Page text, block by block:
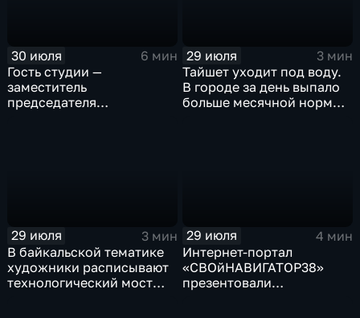
30 июля
6 мин
Гость студии —
заместитель
председателя
29 июля
3 мин
Тайшет уходит под воду.
В городе за день выпало
больше месячной нормы
29 июля
3 мин
В байкальской тематике
художники расписывают
технологический мост
29 июля
4 мин
Интернет-портал
«СВОйНАВИГАТОР38»
презентовали